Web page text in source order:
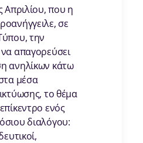
Απριλίου, που η
σε
την
απαγορεύσει
ανηλίκων κάτω
μέσα
το θέμα
ενός
διαλόγου: